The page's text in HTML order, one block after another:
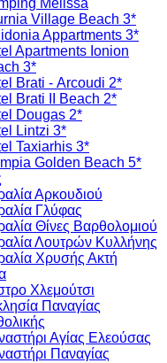
Village Beach 3*
Appartments 3*
Apartments Ionion
3*
Brati - Αrcoudi 2*
Brati II Beach 2*
Dougas 2*
Lintzi 3*
Taxiarhis 3*
Golden Beach 5*
Αρκουδιού
Γλύφας
Θίνες Βαρθολομιού
Λουτρών Κυλλήνης
Χρυσής Ακτή
Χλεμούτσι
Παναγίας
Αγίας Ελεούσας
Παναγίας